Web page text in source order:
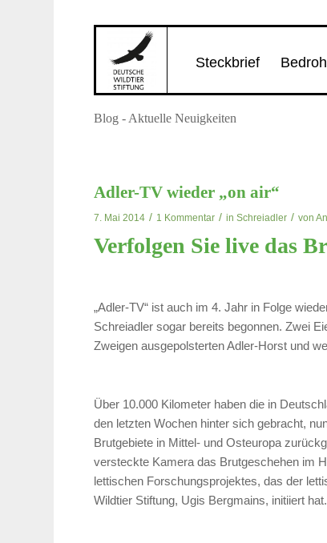
Steckbrief
Blog - Aktuelle Neuigkeiten
Adler-TV wieder „on air“
7. Mai 2014 / 1 Kommentar / inSchreiadler / von
Verfolgen Sie live das
„Adler-TV“ ist auch im 4. Jahr in Folge
Schreiadler sogar bereits begonnen. Zwei
Zweigen ausgepolsterten Adler-Horst und
Über 10.000 Kilometer haben die in
den letzten Wochen hinter sich gebracht,
Brutgebiete in Mittel- und Osteuropa
versteckte Kamera das Brutgeschehen im
lettischen Forschungsprojektes, das der
Wildtier Stiftung, Ugis Bergmains, initiiert hat.